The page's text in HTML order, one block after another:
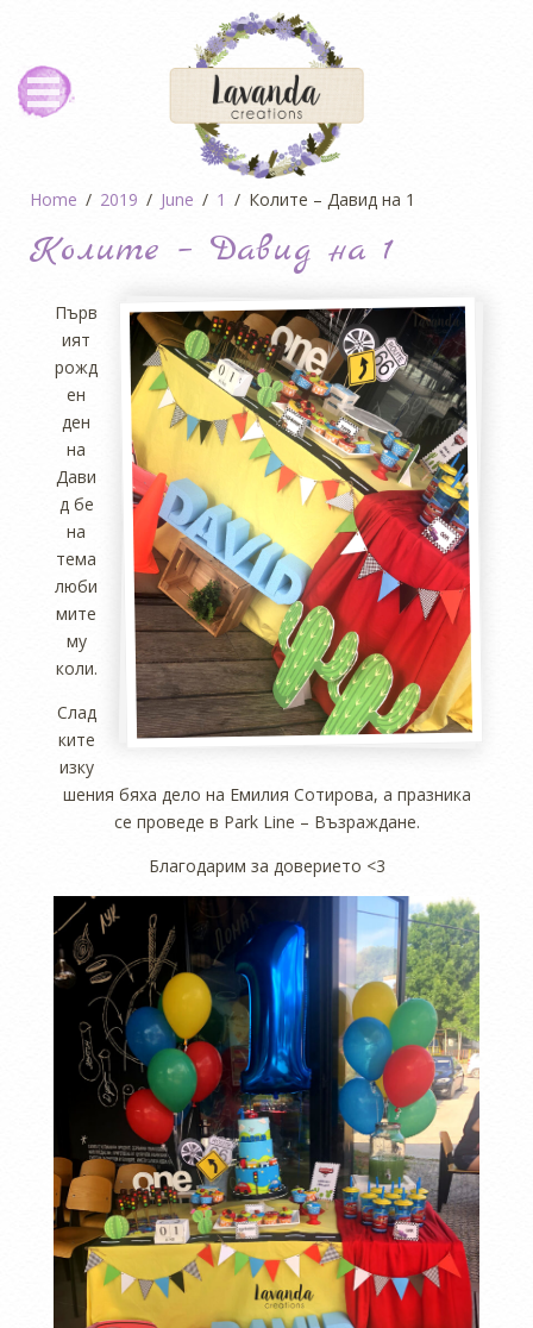
Home 2019 June 1 Колите – Давид на 1
Колите – Давид на 1
Първ
ият
рожд
ен
ден
на
Дави
д бе
на
тема
люби
мите
му
коли.
Слад
ките
изку
шения бяха дело на Емилия Сотирова, а празника
се проведе в Park Line – Възраждане.
Благодарим за доверието <3